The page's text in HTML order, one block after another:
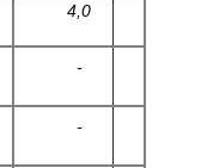
4,0
-
-